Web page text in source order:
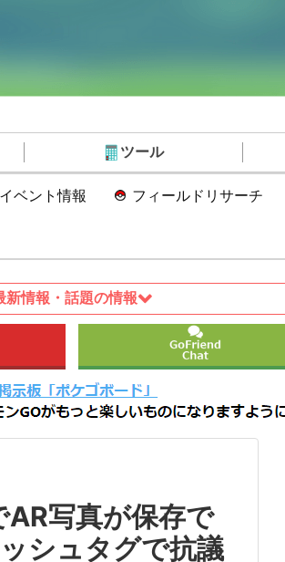
ツール
イベント情報 フィールドリサーチ
新情報・話題の情報
AR写真が保存で
シュタグで抗議